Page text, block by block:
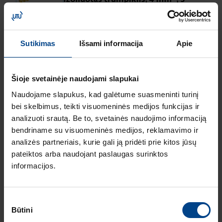
Sutikimas Išsami informacija Apie
Šioje svetainėje naudojami slapukai
Naudojame slapukus, kad galėtume suasmeninti turinį
bei skelbimus, teikti visuomeninės medijos funkcijas ir
analizuoti srautą. Be to, svetainės naudojimo informaciją
bendriname su visuomeninės medijos, reklamavimo ir
analizės partneriais, kurie gali ją pridėti prie kitos jūsų
pateiktos arba naudojant paslaugas surinktos
informacijos.
pasirinkimas
Būtini
Produkto kodas: KWJ04A3
Izoliuotas trumpiklis, 4 mm², 12
strypelių
Produkto kodas: KWJ04A12
Izoliuotas trumpiklis, 4 mm², 5
strypelių
Produkto kodas: KWJ04B5
Izoliuotas trumpiklis, 4 mm², 10
strypelių
Gnybtas 4² / 2xF-through L